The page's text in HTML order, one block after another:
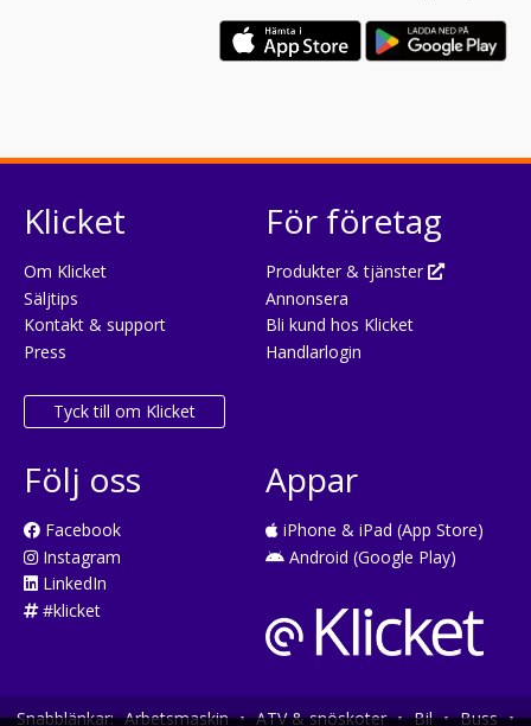
Klicket
Om Klicket
Säljtips
Kontakt & support
Press
Tyck till om Klicket
För företag
Produkter & tjänster
Annonsera
Bli kund hos Klicket
Handlarlogin
Följ oss
Facebook
Instagram
LinkedIn
#klicket
Appar
iPhone & iPad (App Store)
Android (Google Play)
Snabblänkar: Arbetsmaskin • ATV & snöskoter • Bil • Buss •